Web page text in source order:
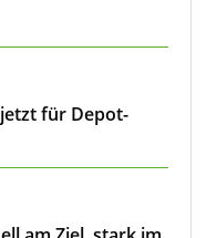
für Depot-